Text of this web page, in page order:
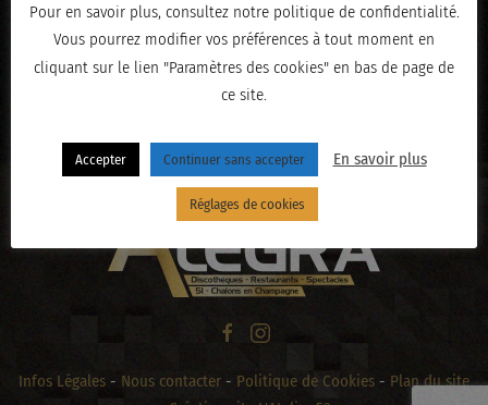
Infos Légales - Nous contacter - Politique de Cookies - Plan du site
Pour en savoir plus, consultez notre politique de confidentialité.
Vous pourrez modifier vos préférences à tout moment en
cliquant sur le lien "Paramètres des cookies" en bas de page de
ce site.
Accepter Continuer sans accepter En savoir plus
Réglages de cookies